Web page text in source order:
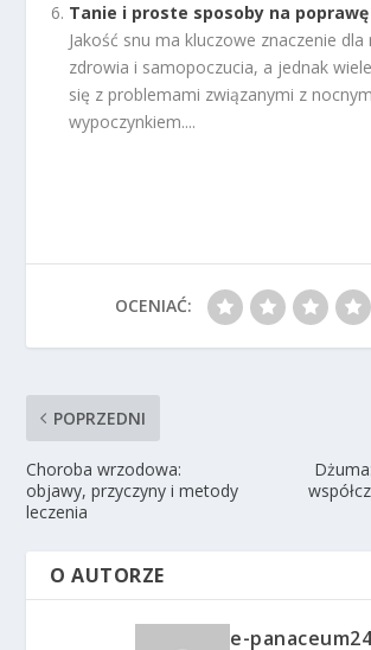
Tanie i proste sposoby na
Jakość snu ma kluczowe znaczenie dla
zdrowia i samopoczucia, a jednak
się z problemami związanymi z nocnym
wypoczynkiem....
OCENIAĆ:
POPRZEDNI
Choroba wrzodowa:
objawy, przyczyny i metody
leczenia
O AUTORZE
e-